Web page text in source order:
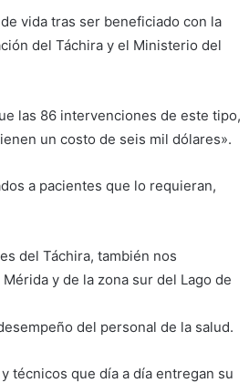
vida tras ser beneficiado con la
del Táchira y el Ministerio del
las 86 intervenciones de este tipo,
un costo de seis mil dólares».
a pacientes que lo requieran,
del Táchira, también nos
y de la zona sur del Lago de
del personal de la salud.
técnicos que día a día entregan su